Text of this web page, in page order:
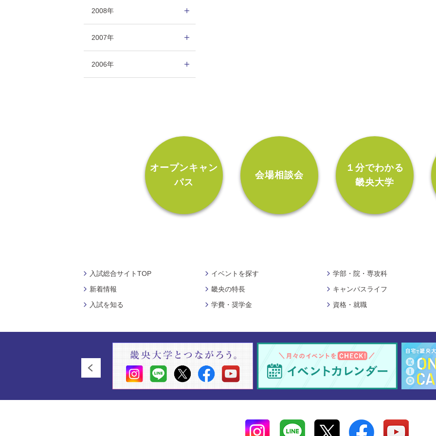
2008年
2007年
2006年
オープンキャン
パス
会場相談会
１分でわかる
畿央大学
入試総合サイトTOP
新着情報
入試を知る
イベントを探す
畿央の特長
学費・奨学金
学部・院・専攻科
キャンパスライフ
資格・就職